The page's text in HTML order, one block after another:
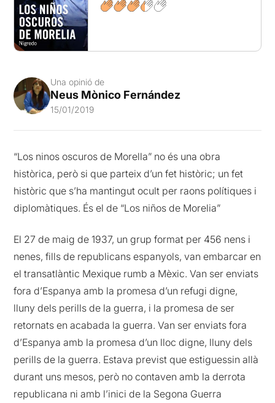
Una opinió de
Neus Mònico Fernández
15/01/2019
“Los ninos oscuros de Morella” no és una obra
històrica, però si que parteix d’un fet històric; un fet
històric que s’ha mantingut ocult per raons polítiques i
diplomàtiques. És el de “Los niños de Morelia”
El 27 de maig de 1937, un grup format per 456 nens i
nenes, fills de republicans espanyols, van embarcar en
el transatlàntic Mexique rumb a Mèxic. Van ser enviats
fora d’Espanya amb la promesa d’un refugi digne,
lluny dels perills de la guerra, i la promesa de ser
retornats en acabada la guerra. Van ser enviats fora
d’Espanya amb la promesa d’un lloc digne, lluny dels
perills de la guerra. Estava previst que estiguessin allà
durant uns mesos, però no contaven amb la derrota
republicana ni amb l’inici de la Segona Guerra